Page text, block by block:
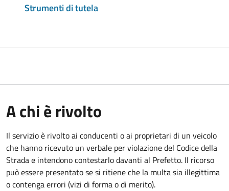
Strumenti di tutela
A chi è rivolto
Il servizio è rivolto ai conducenti o ai proprietari di un veicolo
che hanno ricevuto un verbale per violazione del Codice della
Strada e intendono contestarlo davanti al Prefetto. Il ricorso
può essere presentato se si ritiene che la multa sia illegittima
o contenga errori (vizi di forma o di merito).